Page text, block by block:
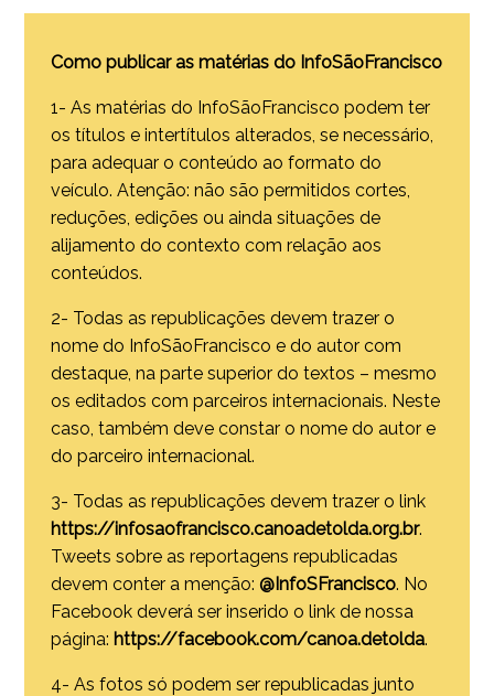
Como publicar as matérias do InfoSãoFrancisco
1- As matérias do InfoSãoFrancisco podem ter
os títulos e intertítulos alterados, se necessário,
para adequar o conteúdo ao formato do
veículo. Atenção: não são permitidos cortes,
reduções, edições ou ainda situações de
alijamento do contexto com relação aos
conteúdos.
2- Todas as republicações devem trazer o
nome do InfoSãoFrancisco e do autor com
destaque, na parte superior do textos – mesmo
os editados com parceiros internacionais. Neste
caso, também deve constar o nome do autor e
do parceiro internacional.
3- Todas as republicações devem trazer o link
https://infosaofrancisco.canoadetolda.org.br.
Tweets sobre as reportagens republicadas
devem conter a menção:@InfoSFrancisco. No
Facebook deverá ser inserido o link de nossa
página: https://facebook.com/canoa.detolda.
4- As fotos só podem ser republicadas junto